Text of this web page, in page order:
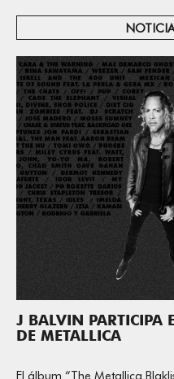
J BALVIN PARTICIPA
DE METALLICA
El álbum “The Metallica